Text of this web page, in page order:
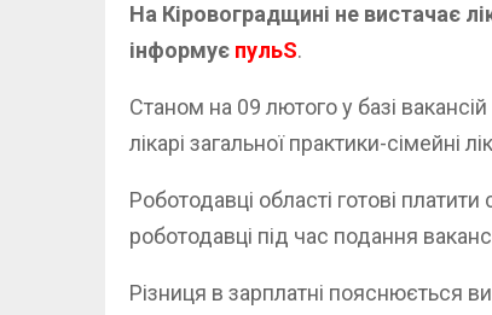
На Кіровоградщині не вистачає
інформує пульS.
Станом на 09 лютого у базі
лікарі загальної практики-сімейні
Роботодавці області готові
роботодавці під час подання
Різниця в зарплатні пояснюється